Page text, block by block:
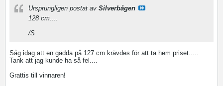
Ursprungligen postat av Silverbågen
128 cm....
/S
Såg idag att en gädda på 127 cm krävdes för att ta hem priset.....
Tank att jag kunde ha så fel....
Grattis till vinnaren!